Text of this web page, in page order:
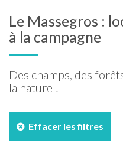
Le Massegros :
à la campagne
Des champs, des
la nature !
Effacer les filtres